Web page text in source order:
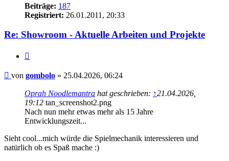
Beiträge: 187
Registriert: 26.01.2011, 20:33
Re: Showroom - Aktuelle Arbeiten und Projekte
Beitrag
von gombolo » 25.04.2026, 06:24
Oprah Noodlemantra hat geschrieben: ↑21.04.2026,
19:12 tan_screenshot2.png
Nach nun mehr etwas mehr als 15 Jahre
Entwicklungszeit...
Sieht cool...mich würde die Spielmechanik interessieren und
natürlich ob es Spaß mache :)